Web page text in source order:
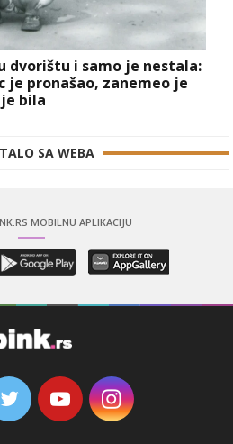
dvorištu i samo je nestala:
je pronašao, zanemeo je
bila
SA WEBA
MOBILNU APLIKACIJU